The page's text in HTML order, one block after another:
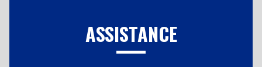
ASSISTANCE